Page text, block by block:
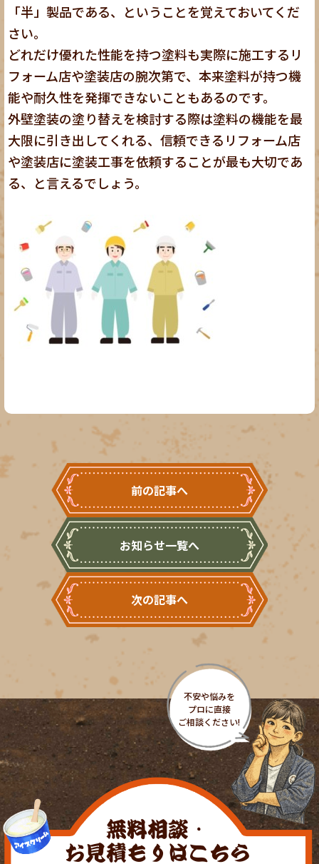
「半」製品である、ということを覚えておいてくだ
さい。
どれだけ優れた性能を持つ塗料も実際に施工するリ
フォーム店や塗装店の腕次第で、本来塗料が持つ機
能や耐久性を発揮できないこともあるのです。
外壁塗装の塗り替えを検討する際は塗料の機能を最
大限に引き出してくれる、信頼できるリフォーム店
や塗装店に塗装工事を依頼することが最も大切であ
る、と言えるでしょう。
前の記事へ
お知らせ一覧へ
次の記事へ
無料相談・
お見積もりはこちら